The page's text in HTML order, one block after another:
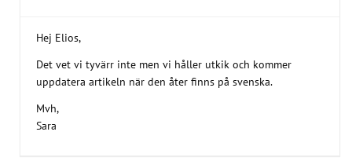
Hej Elios,
Det vet vi tyvärr inte men vi håller utkik och kommer
uppdatera artikeln när den åter finns på svenska.
Mvh,
Sara